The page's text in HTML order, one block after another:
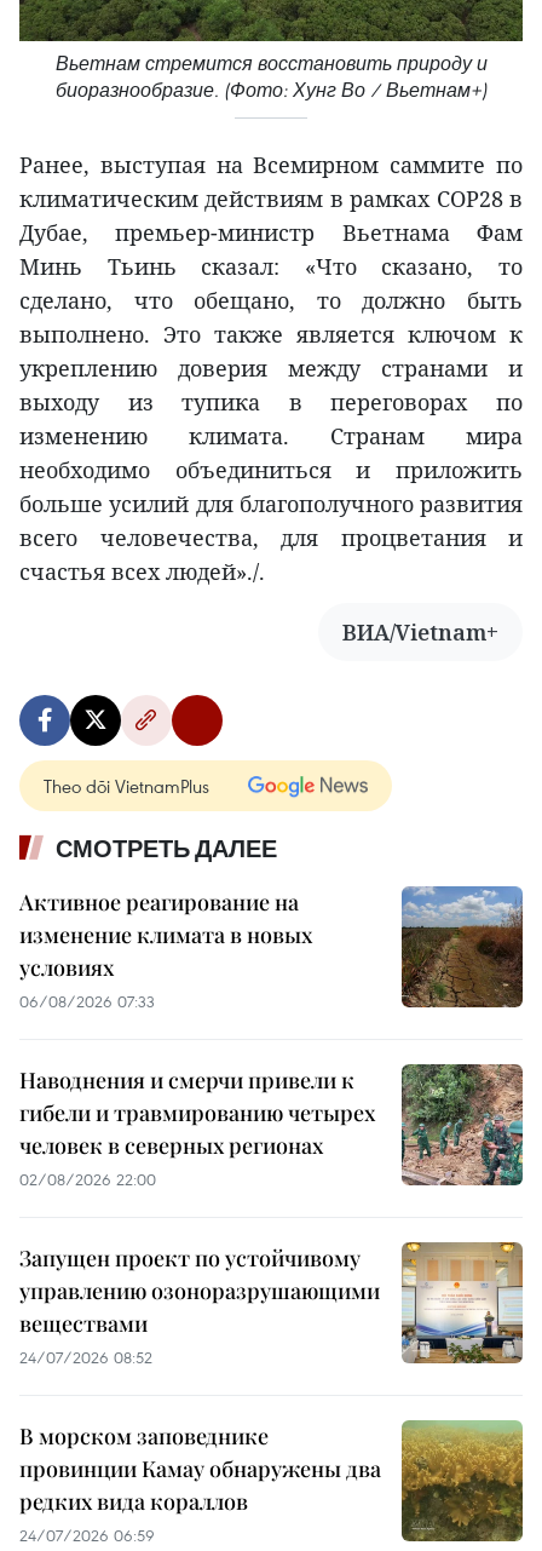
Вьетнам стремится восстановить природу и
биоразнообразие. (Фото: Хунг Во / Вьетнам+)
Ранее, выступая на Всемирном саммите по
климатическим действиям в рамках COP28 в
Дубае, премьер-министр Вьетнама Фам
Минь Тьинь сказал: «Что сказано, то
сделано, что обещано, то должно быть
выполнено. Это также является ключом к
укреплению доверия между странами и
выходу из тупика в переговорах по
изменению климата. Странам мира
необходимо объединиться и приложить
больше усилий для благополучного развития
всего человечества, для процветания и
счастья всех людей»./.
ВИА/Vietnam+
Theo dõi VietnamPlus
СМОТРЕТЬ ДАЛЕЕ
Активное реагирование на
изменение климата в новых
условиях
06/08/2026 07:33
Наводнения и смерчи привели к
гибели и травмированию четырех
человек в северных регионах
02/08/2026 22:00
Запущен проект по устойчивому
управлению озоноразрушающими
веществами
24/07/2026 08:52
В морском заповеднике
провинции Камау обнаружены два
редких вида кораллов
24/07/2026 06:59